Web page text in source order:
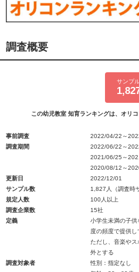
調査概要
サンプ
この幼児教室 知育ランキングは、オリ
事前調査
2022/04/22～
調査期間
2022/06/22～
2021/06/25～
2020/08/12～
更新日
2022/12/01
サンプル数
1,827人（調査時
規定人数
100人以上
調査企業数
15社
定義
小学生未満の子
度の頻度で提供し
ただし、音楽や
外とする
調査対象者
性別：指定なし